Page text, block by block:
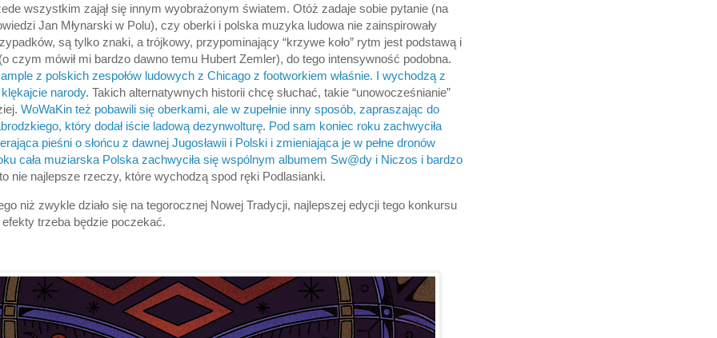
wszystkim zajął się innym wyobrażonym światem. Otóż zadaje sobie pytanie (na
Jan Młynarski w Polu), czy oberki i polska muzyka ludowa nie zainspirowały
są tylko znaki, a trójkowy, przypominający “krzywe koło” rytm jest podstawą i
czym mówił mi bardzo dawno temu Hubert Zemler), do tego intensywność podobna.
z polskich zespołów ludowych z Chicago z footworkiem właśnie. I wychodzą z
narody. Takich alternatywnych historii chcę słuchać, takie “unowocześnianie”
WoWaKin też pobawili się oberkami, ale w zupełnie inny sposób, zapraszając do
który dodał iście ladową dezynwolturę. Pod sam koniec roku zachwyciła
pieśni o słońcu z dawnej Jugosławii i Polski i zmieniająca je w pełne dronów
cała muziarska Polska zachwyciła się wspólnym albumem Sw@dy i Niczos i bardzo
nie najlepsze rzeczy, które wychodzą spod ręki Podlasianki.
niż zwykle działo się na tegorocznej Nowej Tradycji, najlepszej edycji tego konkursu
efekty trzeba będzie poczekać.